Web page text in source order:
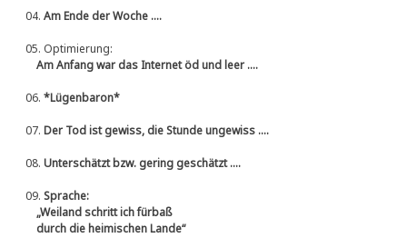
04.Am Ende der Woche ....
05. Optimierung:
Am Anfang war das Internet öd und leer ....
06.*Lügenbaron*
07.Der Tod ist gewiss, die Stunde ungewiss ....
08.Unterschätzt bzw. gering geschätzt ....
09.Sprache:
„Weiland schritt ich fürbaß
durch die heimischen Lande“